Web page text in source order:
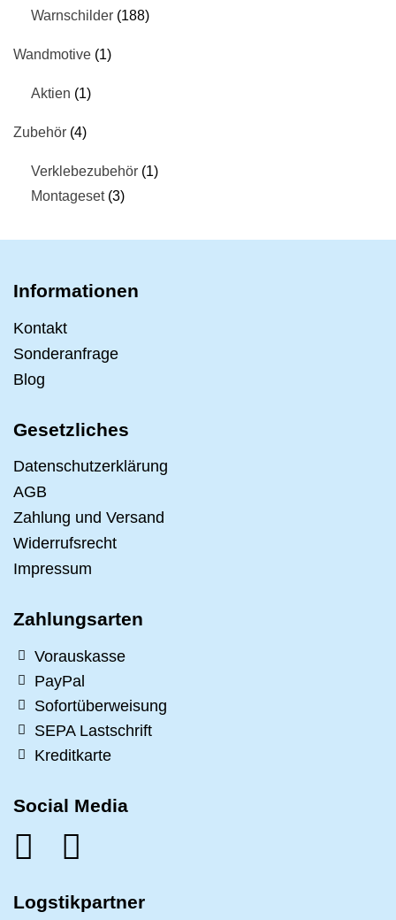
Warnschilder 188
Wandmotive 1
Aktien 1
Zubehör 4
Verklebezubehör 1
Montageset 3
Informationen
Kontakt
Sonderanfrage
Blog
Gesetzliches
Datenschutzerklärung
AGB
Zahlung und Versand
Widerrufsrecht
Impressum
Zahlungsarten
Vorauskasse
PayPal
Sofortüberweisung
SEPA Lastschrift
Kreditkarte
Social Media
Logstikpartner